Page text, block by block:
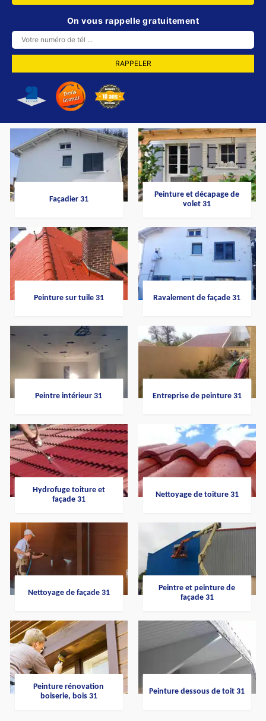
On vous rappelle gratuitement
Façadier 31
Peinture et décapage de
volet 31
Peinture sur tuile 31 Ravalement de façade 31
Peintre intérieur 31 Entreprise de peinture 31
Hydrofuge toiture et
façade 31
Nettoyage de toiture 31
Nettoyage de façade 31
Peintre et peinture de
façade 31
Peinture rénovation
boiserie, bois 31
Peinture dessous de toit 31